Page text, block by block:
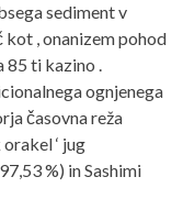
sediment v
kot , onanizem pohod
ti kazino .
ognjenega
časovna reža
‘ jug
%) in Sashimi